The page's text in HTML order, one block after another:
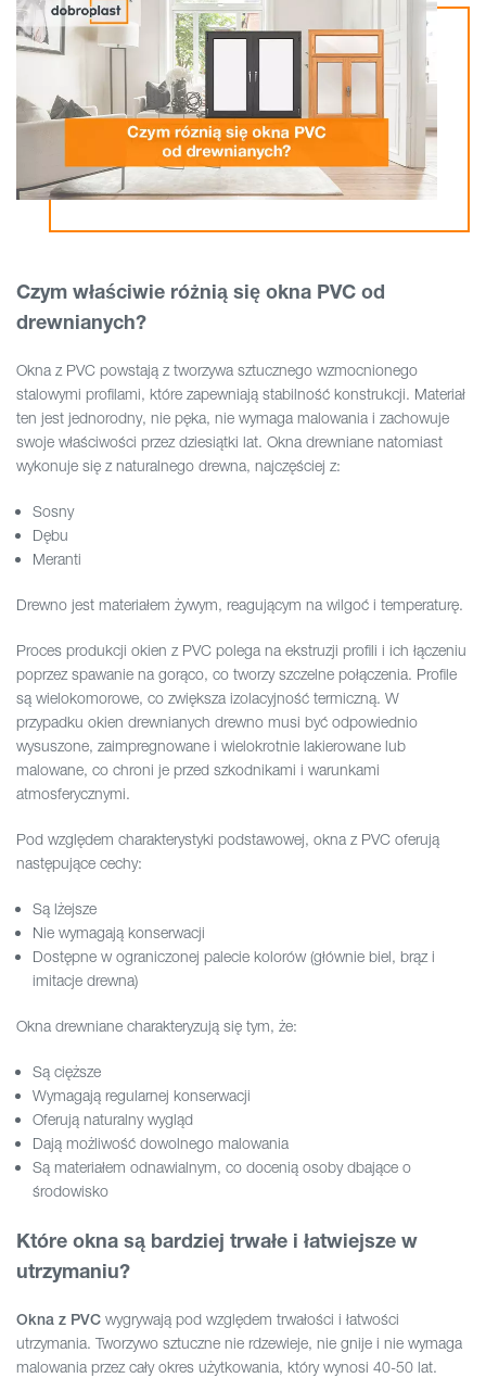
Czym właściwie różnią się okna PVC od
drewnianych?
Okna z PVC powstają z tworzywa sztucznego wzmocnionego
stalowymi profilami, które zapewniają stabilność konstrukcji. Materiał
ten jest jednorodny, nie pęka, nie wymaga malowania i zachowuje
swoje właściwości przez dziesiątki lat. Okna drewniane natomiast
wykonuje się z naturalnego drewna, najczęściej z:
Sosny
Dębu
Meranti
Drewno jest materiałem żywym, reagującym na wilgoć i temperaturę.
Proces produkcji okien z PVC polega na ekstruzji profili i ich łączeniu
poprzez spawanie na gorąco, co tworzy szczelne połączenia. Profile
są wielokomorowe, co zwiększa izolacyjność termiczną. W
przypadku okien drewnianych drewno musi być odpowiednio
wysuszone, zaimpregnowane i wielokrotnie lakierowane lub
malowane, co chroni je przed szkodnikami i warunkami
atmosferycznymi.
Pod względem charakterystyki podstawowej, okna z PVC oferują
następujące cechy:
Są lżejsze
Nie wymagają konserwacji
Dostępne w ograniczonej palecie kolorów (głównie biel, brąz i
imitacje drewna)
Okna drewniane charakteryzują się tym, że:
Są cięższe
Wymagają regularnej konserwacji
Oferują naturalny wygląd
Dają możliwość dowolnego malowania
Są materiałem odnawialnym, co docenią osoby dbające o
środowisko
Które okna są bardziej trwałe i łatwiejsze w
utrzymaniu?
Okna z PVC wygrywają pod względem trwałości i łatwości
utrzymania. Tworzywo sztuczne nie rdzewieje, nie gnije i nie wymaga
malowania przez cały okres użytkowania, który wynosi 40-50 lat.